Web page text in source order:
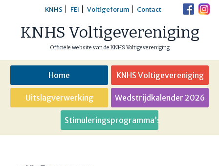
content
KNHS FEI Voltigeforum Contact
KNHS Voltigevereniging
Officiële website van de KNHS Voltigevereniging
Home KNHS Voltigevereniging
Uitslagverwerking Wedstrijdkalender 2026
Stimuleringsprogramma’s